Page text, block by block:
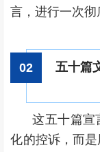
言，进行一次彻
02
五十篇
这五十篇宣
化的控诉，而